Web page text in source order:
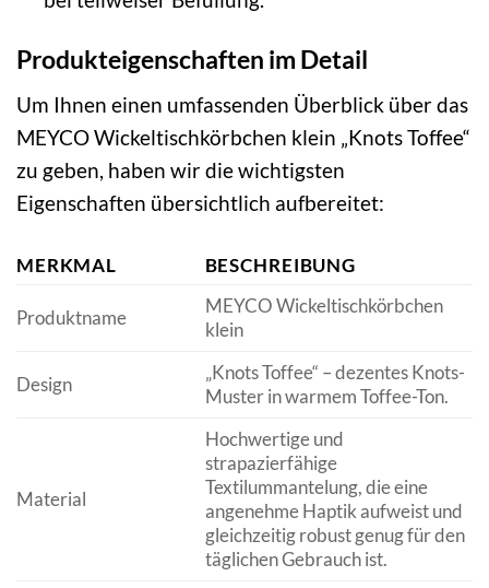
Produkteigenschaften im Detail
Um Ihnen einen umfassenden Überblick über das
MEYCO Wickeltischkörbchen klein „Knots Toffee“
zu geben, haben wir die wichtigsten
Eigenschaften übersichtlich aufbereitet:
MERKMAL BESCHREIBUNG
Produktname
MEYCO Wickeltischkörbchen
klein
Design
„Knots Toffee“ – dezentes Knots-
Muster in warmem Toffee-Ton.
Material
Hochwertige und
strapazierfähige
Textilummantelung, die eine
angenehme Haptik aufweist und
gleichzeitig robust genug für den
täglichen Gebrauch ist.